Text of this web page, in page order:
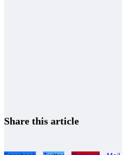
Share this article